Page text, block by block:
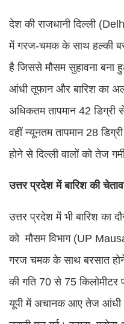
देश की राजधानी दिल्ली
में गरज-चमक के साथ हल्की
है जिससे मौसम सुहावना
आंधी तूफान और बारिश का
अधिकतम तापमान 42 डिग्री
वहीं न्यूनतम तापमान 28
होने से दिल्ली वालों को तेज
उत्तर प्रदेश में बारिश की
उत्तर प्रदेश में भी बारिश का
को मौसम विभाग (UP
गरज चमक के साथ बरसात
की गति 70 से 75 किलोमीटर
यूपी में अचानक आए तेज आंधी